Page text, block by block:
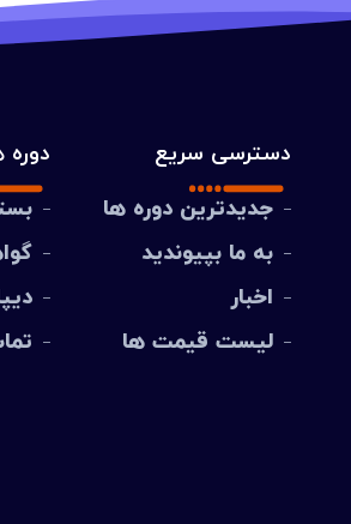
دسترسی سریع
جدیدترین دوره ها
به ما بپیوندید
اخبار
لیست قیمت ها
دوره